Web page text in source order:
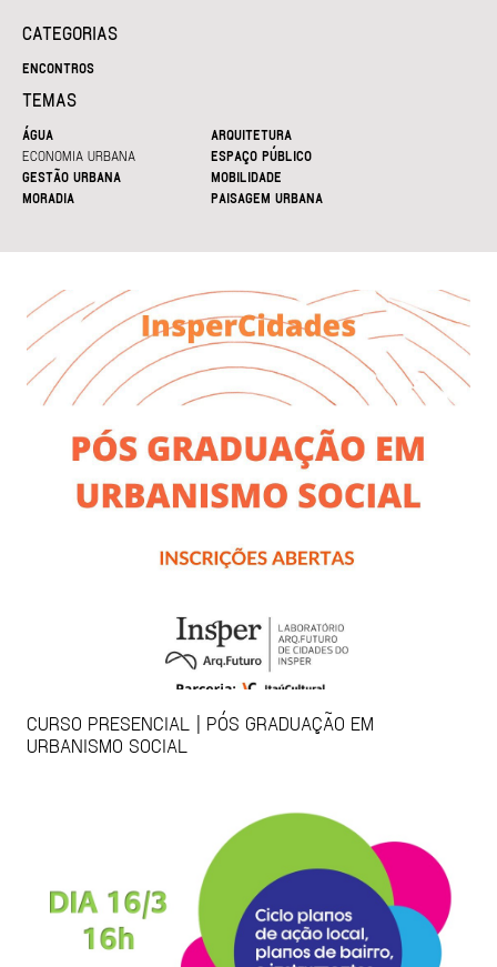
CATEGORIAS
ENCONTROS
TEMAS
ÁGUA
ARQUITETURA
ECONOMIA URBANA
ESPAÇO PÚBLICO
GESTÃO URBANA
MOBILIDADE
MORADIA
PAISAGEM URBANA
CURSO PRESENCIAL | PÓS GRADUAÇÃO EM
URBANISMO SOCIAL